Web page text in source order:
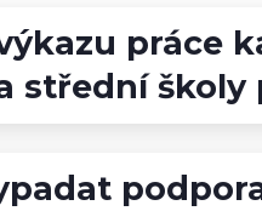
práce
střední školy